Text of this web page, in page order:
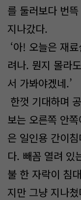
를 둘러보다 번
지나갔다.
‘아! 오늘은 재
려나. 뭔지 몰라
서 가봐야겠네.’
한껏 기대하며
보는 오른쪽 안
은 일인용 간이
다. 빼꼼 열려 있
불 한 자락이 침
지만 그냥 지나